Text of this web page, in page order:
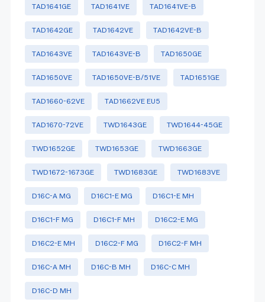
TAD1641GE TAD1641VE TAD1641VE-B
TAD1642GE TAD1642VE TAD1642VE-B
TAD1643VE TAD1643VE-B TAD1650GE
TAD1650VE TAD1650VE-B/51VE TAD1651GE
TAD1660-62VE TAD1662VE EU5
TAD1670-72VE TWD1643GE TWD1644-45GE
TWD1652GE TWD1653GE TWD1663GE
TWD1672-1673GE TWD1683GE TWD1683VE
D16C-A MG D16C1-E MG D16C1-E MH
D16C1-F MG D16C1-F MH D16C2-E MG
D16C2-E MH D16C2-F MG D16C2-F MH
D16C-A MH D16C-B MH D16C-C MH
D16C-D MH